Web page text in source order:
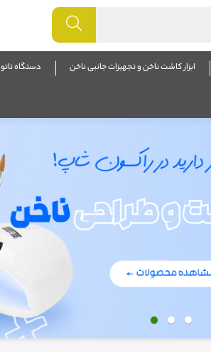
ابزار کاشت ناخن و تجهیزات جانبی ناخن دستگاه تاتو